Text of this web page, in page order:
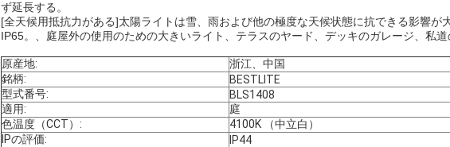
ず延長する。
[全天候用抵抗力がある]太陽ライトは雪、雨および他の極度な天候状態に抗できる影響が
IP65。、庭屋外の使用のための大きいライト、テラスのヤード、デッキのガレージ、私道
原産地:
浙江、中国
銘柄:
BESTLITE
型式番号:
BLS1408
適用:
庭
色温度（CCT）:
4100K （中立白）
IPの評価:
IP44